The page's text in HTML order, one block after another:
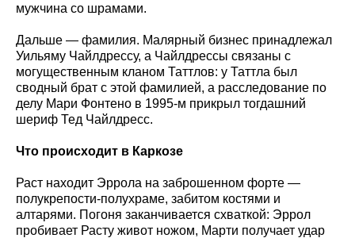
мужчина со шрамами.
Дальше — фамилия. Малярный бизнес принадлежал
Уильяму Чайлдрессу, а Чайлдрессы связаны с
могущественным кланом Таттлов: у Таттла был
сводный брат с этой фамилией, а расследование по
делу Мари Фонтено в 1995-м прикрыл тогдашний
шериф Тед Чайлдресс.
Что происходит в Каркозе
Раст находит Эррола на заброшенном форте —
полукрепости-полухраме, забитом костями и
алтарями. Погоня заканчивается схваткой: Эррол
пробивает Расту живот ножом, Марти получает удар